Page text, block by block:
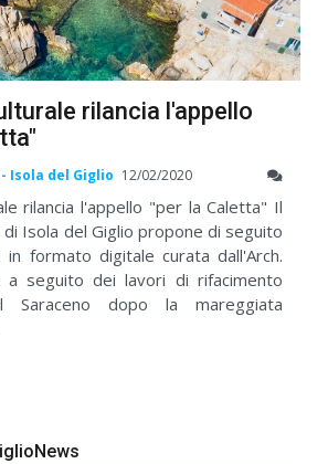
rilancia l'appello
Isola del Giglio 12/02/2020
rilancia l'appello "per la Caletta" Il
di Isola del Giglio propone di seguito
in formato digitale curata dall'Arch.
a seguito dei lavori di rifacimento
Saraceno dopo la mareggiata